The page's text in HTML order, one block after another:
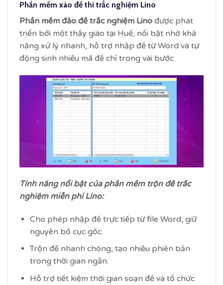
Phần mềm xào đề thi trắc nghiệm Lino
Phần mềm đảo đề trắc nghiệm Lino được phát
triển bởi một thầy giáo tại Huế, nổi bật nhờ khả
năng xử lý nhanh, hỗ trợ nhập đề từ Word và tự
động sinh nhiều mã đề chỉ trong vài bước.
Tính năng nổi bật của phần mềm trộn đề trắc
nghiệm miễn phí Lino:
Cho phép nhập đề trực tiếp từ file Word, giữ
nguyên bố cục gốc.
Trộn đề nhanh chóng, tạo nhiều phiên bản
trong thời gian ngắn.
Hỗ trợ tiết kiệm thời gian soạn đề và tổ chức